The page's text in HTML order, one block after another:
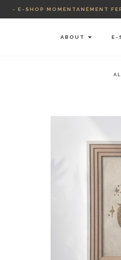
Skip
to
- E-SHOP MOMENTANÉMENT
ABOUT E-